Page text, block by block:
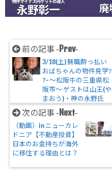
前の記事 - Prev-
3/18(土) 無職酔っ払い
おばちゃんの物件見学ﾂ
ｱｰ ～松阪牛の三重県松
阪市～ ゲストは山王(や
まおう)・神の永野氏
次の記事 - Next-
（動画）in ニューカレ
ドニア【不動産投資】
日本のお金持ちが海外
に移住する理由とは？